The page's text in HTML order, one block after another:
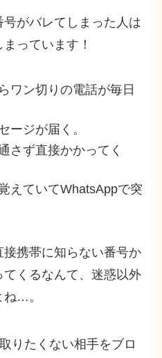
がバレてしまった人は
っています！
ワン切りの電話が毎日
ージが届く。
さず直接かかってく
えていてWhatsAppで突
携帯に知らない番号か
くるなんて、迷惑以外
ね…。
りたくない相手をブロ